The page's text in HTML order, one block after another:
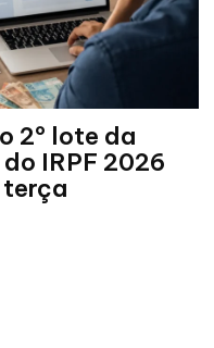
2º lote da
IRPF 2026
terça